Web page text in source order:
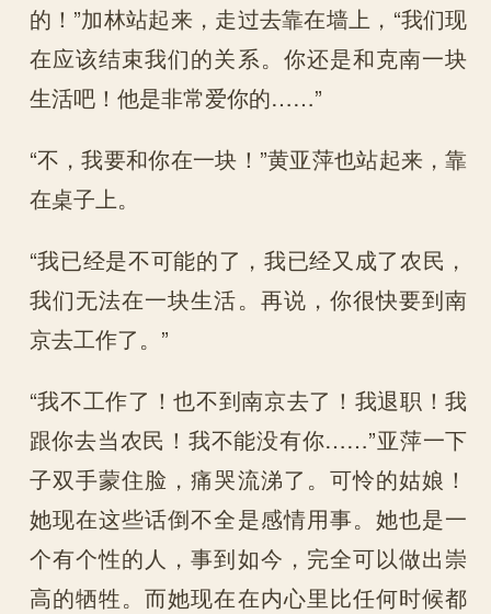
的！”加林站起来，走过去靠在墙上，“我们现
在应该结束我们的关系。你还是和克南一块
生活吧！他是非常爱你的……”
“不，我要和你在一块！”黄亚萍也站起来，靠
在桌子上。
“我已经是不可能的了，我已经又成了农民，
我们无法在一块生活。再说，你很快要到南
京去工作了。”
“我不工作了！也不到南京去了！我退职！我
跟你去当农民！我不能没有你……”亚萍一下
子双手蒙住脸，痛哭流涕了。可怜的姑娘！
她现在这些话倒不全是感情用事。她也是一
个有个性的人，事到如今，完全可以做出崇
高的牺牲。而她现在在内心里比任何时候都